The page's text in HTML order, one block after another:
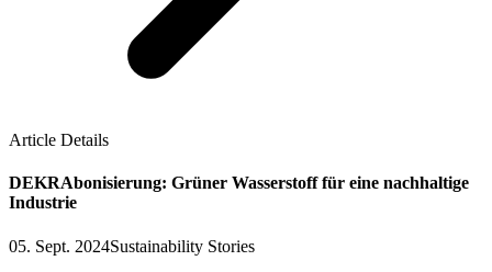
Article Details
DEKRAbonisierung: Grüner Wasserstoff für eine nachhaltige
Industrie
05. Sept. 2024Sustainability Stories